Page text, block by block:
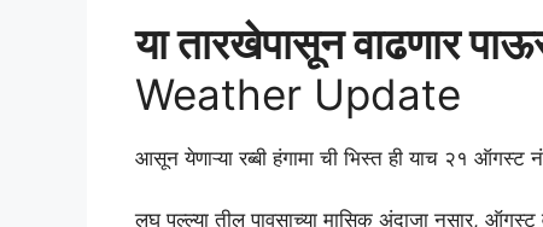
या तारखेपासून वाढणार
Weather Update
आसून येणाऱ्या रब्बी हंगामा ची भिस्त ही याच २१
लघु पल्ल्या तील पावसाच्या मासिक अंदाजा नुसार, ऑगस्ट व